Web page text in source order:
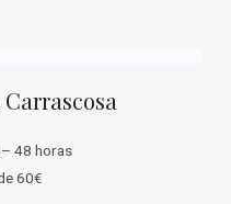
48 horas
60€